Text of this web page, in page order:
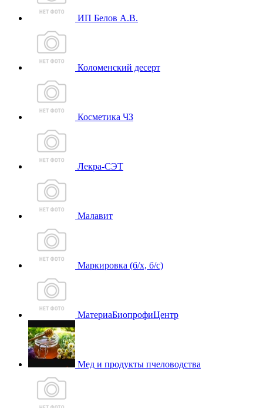
ИП Белов А.В.
Коломенский десерт
Косметика ЧЗ
Лекра-СЭТ
Малавит
Маркировка (б/х, б/с)
МатериаБиопрофиЦентр
Мед и продукты пчеловодства